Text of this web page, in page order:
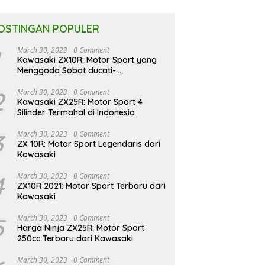
POPULER
March 30, 2023 0 Comment
Kawasaki ZX10R: Motor Sport yang
Menggoda Sobat ducati-
March 30, 2023 0 Comment
Kawasaki ZX25R: Motor Sport 4
Silinder Termahal di Indonesia
March 30, 2023 0 Comment
ZX 10R: Motor Sport Legendaris dari
Kawasaki
March 30, 2023 0 Comment
ZX10R 2021: Motor Sport Terbaru dari
Kawasaki
March 30, 2023 0 Comment
Harga Ninja ZX25R: Motor Sport
250cc Terbaru dari Kawasaki
March 30, 2023 0 Comment